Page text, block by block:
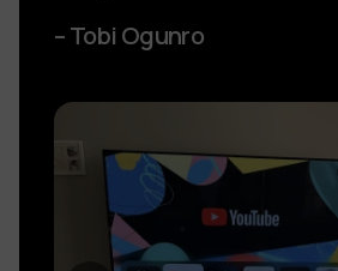
– Tobi Ogunro